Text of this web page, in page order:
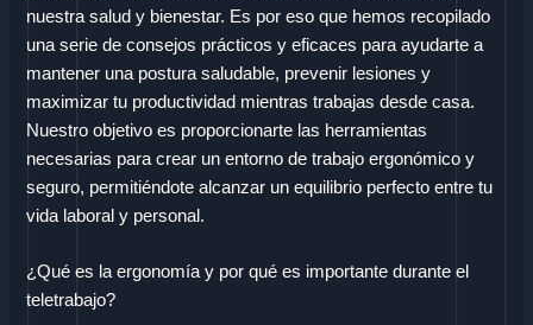
nuestra salud y bienestar. Es por eso que hemos recopilado
una serie de consejos prácticos y eficaces para ayudarte a
mantener una postura saludable, prevenir lesiones y
maximizar tu productividad mientras trabajas desde casa.
Nuestro objetivo es proporcionarte las herramientas
necesarias para crear un entorno de trabajo ergonómico y
seguro, permitiéndote alcanzar un equilibrio perfecto entre tu
vida laboral y personal.
¿Qué es la ergonomía y por qué es importante durante el
teletrabajo?